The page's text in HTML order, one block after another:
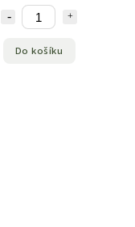
Do košíku